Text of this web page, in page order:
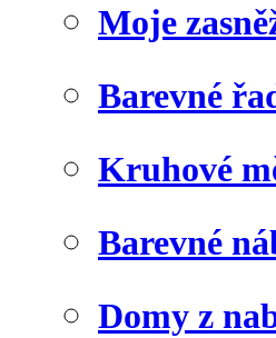
Moje
Barevné
Kruhové
Barevné
Domy z